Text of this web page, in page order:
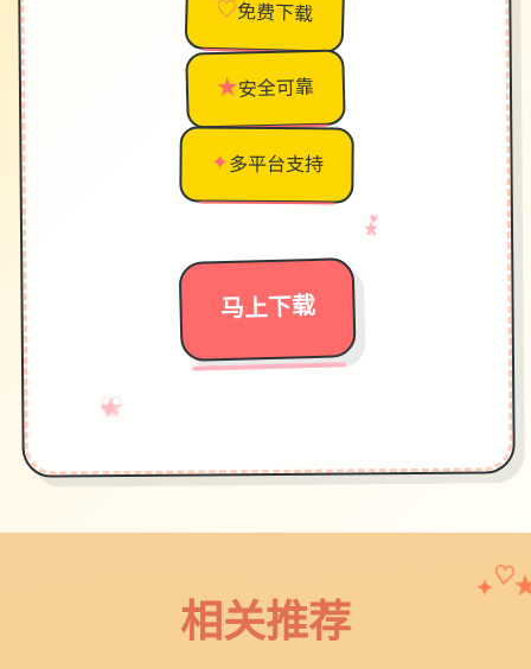
♡免费下载
★安全可靠
✦多平台支持
马上下载
→
♥
★
✧
♡
★
♥
→
✦
相关推荐
✦♡